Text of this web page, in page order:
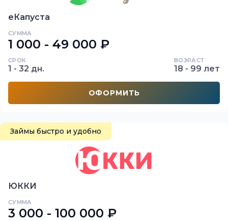
еКапуста
СУММА
1 000 - 49 000 ₽
СРОК
1 - 32 дн.
ВОЗРАСТ
18 - 99 лет
ОФОРМИТЬ
Займы быстро и удобно
ЮККИ
СУММА
3 000 - 100 000 ₽